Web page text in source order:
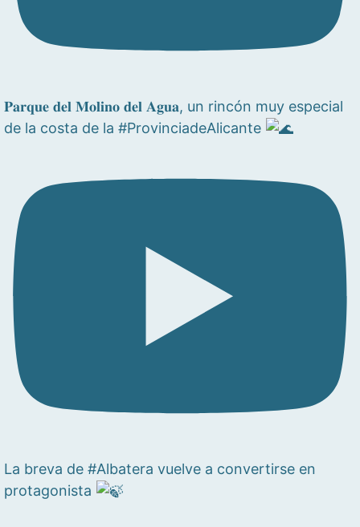
𝐏𝐚𝐫𝐪𝐮𝐞 𝐝𝐞𝐥 𝐌𝐨𝐥𝐢𝐧𝐨 𝐝𝐞𝐥 𝐀𝐠𝐮𝐚, un rincón muy especial
de la costa de la #ProvinciadeAlicante
La breva de #Albatera vuelve a convertirse en
protagonista